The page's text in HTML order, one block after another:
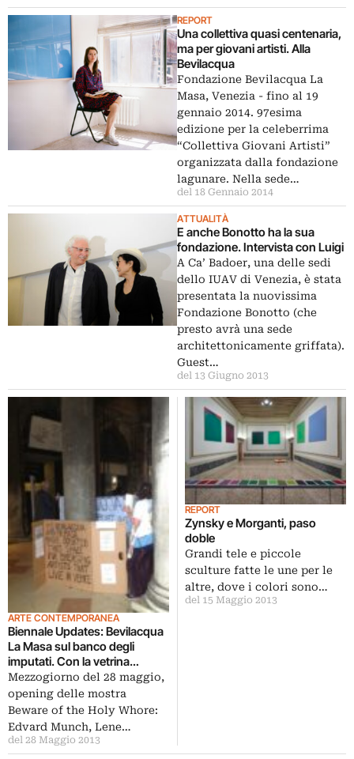
REPORT
Una collettiva quasi centenaria,
ma per giovani artisti. Alla
Bevilacqua
Fondazione Bevilacqua La
Masa, Venezia - fino al 19
gennaio 2014. 97esima
edizione per la celeberrima
“Collettiva Giovani Artisti”
organizzata dalla fondazione
lagunare. Nella sede…
del 18 Gennaio 2014
ATTUALITÀ
E anche Bonotto ha la sua
fondazione. Intervista con Luigi
A Ca’ Badoer, una delle sedi
dello IUAV di Venezia, è stata
presentata la nuovissima
Fondazione Bonotto (che
presto avrà una sede
architettonicamente griffata).
Guest…
del 13 Giugno 2013
ARTE CONTEMPORANEA
Biennale Updates: Bevilacqua
La Masa sul banco degli
imputati. Con la vetrina
mediatica tornano le
manifestazioni di protesta su
statuto e le attività della
Fondazione
Mezzogiorno del 28 maggio,
opening delle mostra
Beware of the Holy Whore:
Edvard Munch, Lene…
del 28 Maggio 2013
REPORT
Zynsky e Morganti, paso
doble
Grandi tele e piccole
sculture fatte le une per le
altre, dove i colori sono…
del 15 Maggio 2013